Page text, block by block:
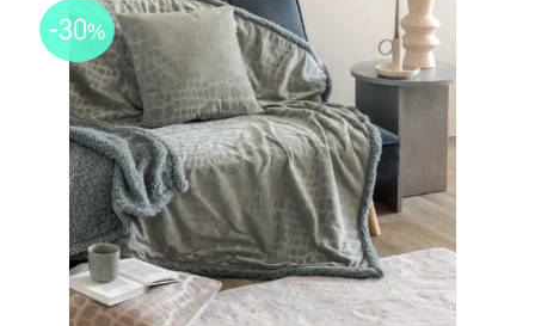
-30%